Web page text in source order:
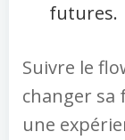
futures.
Suivre le
changer sa
une